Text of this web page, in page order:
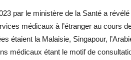
par le ministère de la Santé a
médicaux à l’étranger au cours
étaient la Malaisie, Singapour,
médicaux étant le motif de